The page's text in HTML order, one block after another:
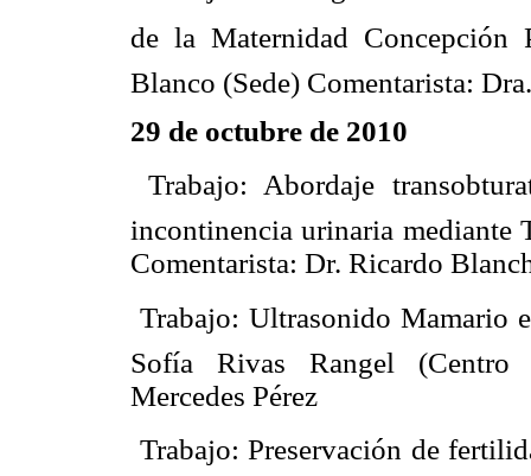
de la Maternidad Concepción
Blanco (Sede) Comentarista:
29 de octubre de 2010
 Trabajo: Abordaje
incontinencia urinaria mediante
Comentarista: Dr. Ricardo
 Trabajo: Ultrasonido
Sofía Rivas Rangel (Centro
Mercedes Pérez
 Trabajo: Preservación de